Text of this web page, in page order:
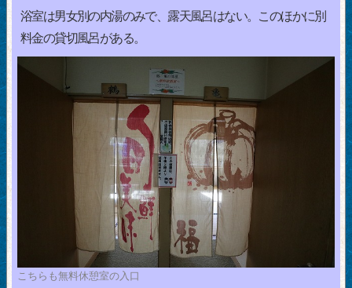
浴室は男女別の内湯のみで、露天風呂はない。このほかに別
料金の貸切風呂がある。
こちらも無料休憩室の入口